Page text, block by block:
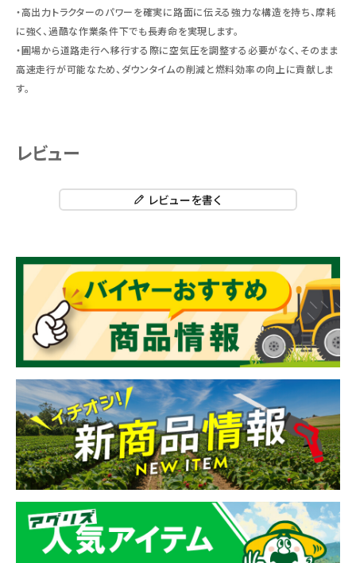
・高出力トラクターのパワーを確実に路面に伝える強力な構造を持ち、摩耗
に強く、過酷な作業条件下でも長寿命を実現します。
・圃場から道路走行へ移行する際に空気圧を調整する必要がなく、そのまま
高速走行が可能なため、ダウンタイムの削減と燃料効率の向上に貢献しま
す。
レビュー
レビューを書く